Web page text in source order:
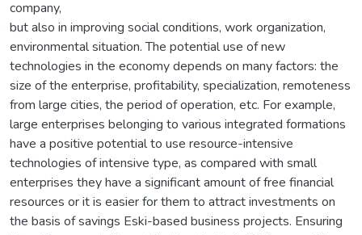
company,
but also in improving social conditions, work organization,
environmental situation. The potential use of new
technologies in the economy depends on many factors: the
size of the enterprise, profitability, specialization, remoteness
from large cities, the period of operation, etc. For example,
large enterprises belonging to various integrated formations
have a positive potential to use resource-intensive
technologies of intensive type, as compared with small
enterprises they have a significant amount of free financial
resources or it is easier for them to attract investments on
the basis of savings Eski-based business projects. Ensuring